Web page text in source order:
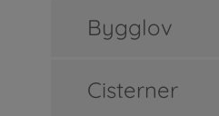
Bygglov
Cisterner